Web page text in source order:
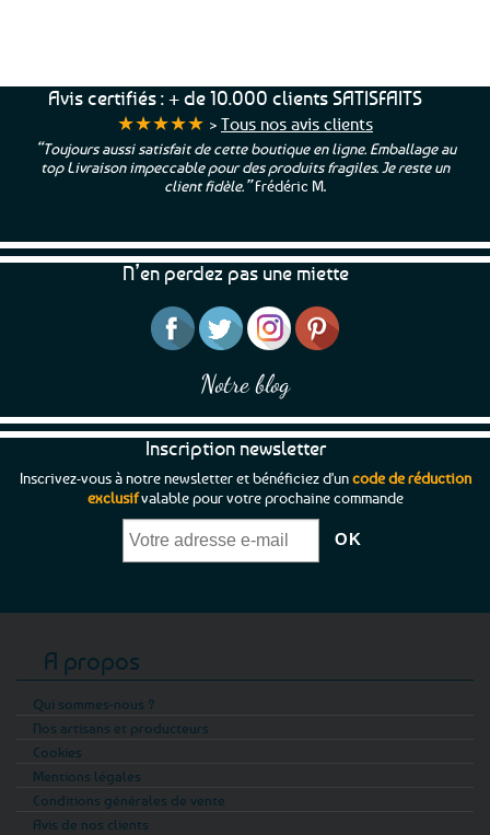
Avis certifiés : + de 10.000 clients SATISFAITS
★★★★★ > Tous nos avis clients
“Toujours aussi satisfait de cette boutique en ligne. Emballage au
top Livraison impeccable pour des produits fragiles. Je reste un
client fidèle.”Frédéric M.
N’en perdez pas une miette
Notre blog
Inscription newsletter
Inscrivez-vous à notre newsletter et bénéficiez d'uncode de réduction
exclusifvalable pour votre prochaine commande
A propos
Qui sommes-nous ?
Nos artisans et producteurs
Cookies
Mentions légales
Conditions générales de vente
Avis de nos clients